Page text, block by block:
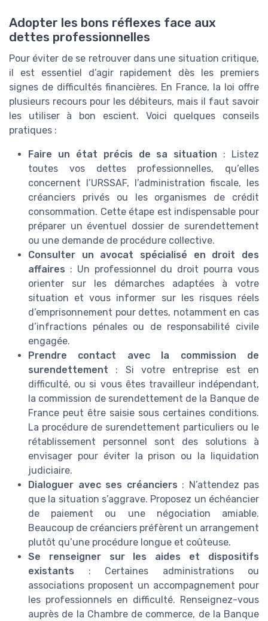
Adopter les bons réflexes face aux
dettes professionnelles
Pour éviter de se retrouver dans une situation critique,
il est essentiel d’agir rapidement dès les premiers
signes de difficultés financières. En France, la loi offre
plusieurs recours pour les débiteurs, mais il faut savoir
les utiliser à bon escient. Voici quelques conseils
pratiques :
Faire un état précis de sa situation : Listez
toutes vos dettes professionnelles, qu’elles
concernent l’URSSAF, l’administration fiscale, les
créanciers privés ou les organismes de crédit
consommation. Cette étape est indispensable pour
préparer un éventuel dossier de surendettement
ou une demande de procédure collective.
Consulter un avocat spécialisé en droit des
affaires : Un professionnel du droit pourra vous
orienter sur les démarches adaptées à votre
situation et vous informer sur les risques réels
d’emprisonnement pour dettes, notamment en cas
d’infractions pénales ou de responsabilité civile
engagée.
Prendre contact avec la commission de
surendettement : Si votre entreprise est en
difficulté, ou si vous êtes travailleur indépendant,
la commission de surendettement de la Banque de
France peut être saisie sous certaines conditions.
La procédure de surendettement particuliers ou le
rétablissement personnel sont des solutions à
envisager pour éviter la prison ou la liquidation
judiciaire.
Dialoguer avec ses créanciers : N’attendez pas
que la situation s’aggrave. Proposez un échéancier
de paiement ou une négociation amiable.
Beaucoup de créanciers préfèrent un arrangement
plutôt qu’une procédure longue et coûteuse.
Se renseigner sur les aides et dispositifs
existants : Certaines administrations ou
associations proposent un accompagnement pour
les professionnels en difficulté. Renseignez-vous
auprès de la Chambre de commerce, de la Banque